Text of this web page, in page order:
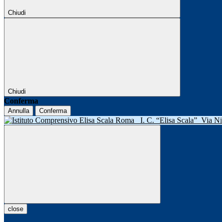
Chiudi
Chiudi
Conferma
Annulla Conferma
I. C. “Elisa Scala” Via
close